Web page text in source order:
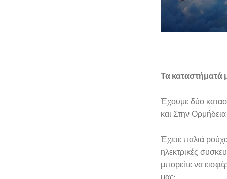
Τα καταστήματά
Έχουμε δύο
και Στην Ορμήδεια
Έχετε παλιά
ηλεκτρικές
μπορείτε να